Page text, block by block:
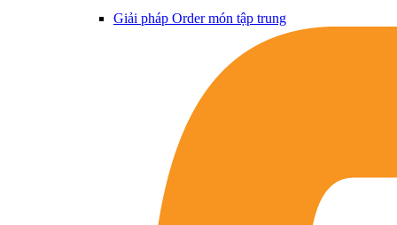
Giải pháp Order món tập trung